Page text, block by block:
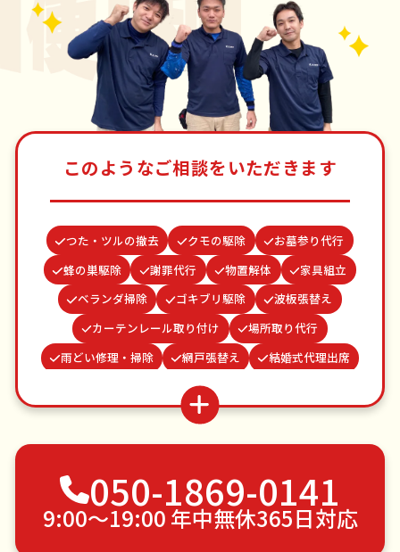
このようなご相談をいただきます
つた・ツルの撤去 クモの駆除
お墓参り代行
蜂の巣駆除
謝罪代行 物置解体
家具組立
ベランダ掃除
ゴキブリ駆除
波板張替え
カーテンレール取り付け
場所取り代行
雨どい修理・掃除
網戸張替え
結婚式代理出席
水道パッキン交換
買い物代行
遺品整理・生前整理
お庭の水やり
不用品回収
ゴミ屋敷片付け
草刈り・草むしり
植木の伐採
手すり取り付け
ペットのお世話
エアコンクリーニング
DIY・日曜大工
050-1869-0141
9:00〜19:00 年中無休365日対応